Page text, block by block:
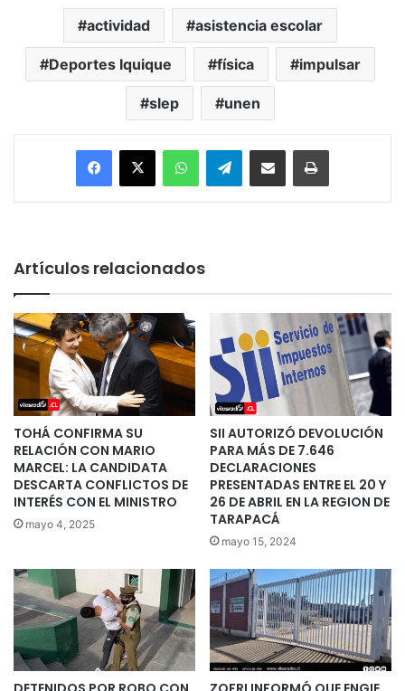
actividad asistencia escolar
Deportes Iquique física impulsar
slep unen
Facebook
X WhatsAppTelegramEnviar vía email Imprimir
Artículos relacionados
TOHÁ CONFIRMA SU
RELACIÓN CON MARIO
MARCEL: LA CANDIDATA
DESCARTA CONFLICTOS DE
INTERÉS CON EL MINISTRO
mayo 4, 2025
SII AUTORIZÓ DEVOLUCIÓN
PARA MÁS DE 7.646
DECLARACIONES
PRESENTADAS ENTRE EL 20 Y
26 DE ABRIL EN LA REGION DE
TARAPACÁ
mayo 15, 2024